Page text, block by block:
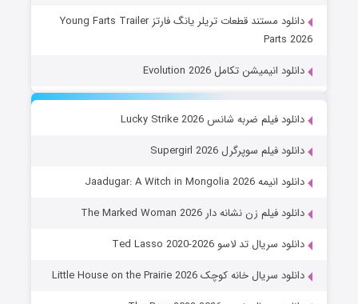
دانلود مستند قطعات تریلر یانگ فارتز Young Farts Trailer
Parts 2026
دانلود انیمیشن تکامل Evolution 2026
دانلود فیلم ضربه شانس Lucky Strike 2026
دانلود فیلم سوپرگرل Supergirl 2026
دانلود انیمه Jaadugar: A Witch in Mongolia 2026
دانلود فیلم زن نشانه دار The Marked Woman 2026
دانلود سریال تد لاسو Ted Lasso 2020-2026
دانلود سریال خانه کوچک Little House on the Prairie 2026